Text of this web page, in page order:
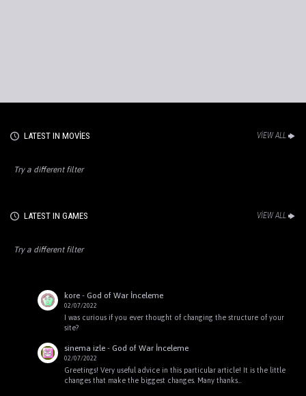
LATEST IN MOVIES VIEW ALL
Try a different filter
LATEST IN GAMES VIEW ALL
Try a different filter
kore - God of War İnceleme
02/07/2022
I was curious if you ever thought of changing the structure of your
site?
sinema izle - God of War İnceleme
02/07/2022
Greetings! Very useful advice in this particular article! It is the little
changes that make the biggest changes. Many thanks…